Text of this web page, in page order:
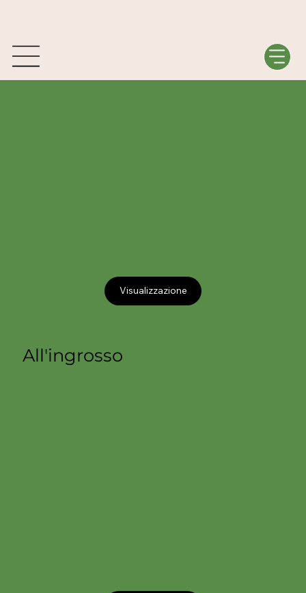
Visualizzazione
All'ingrosso